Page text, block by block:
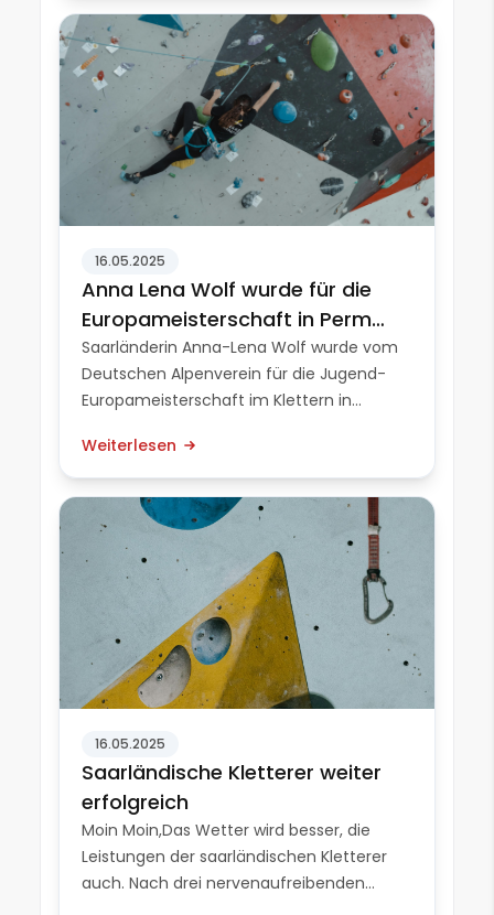
Spitzenathleten aus den...
16.05.2025
Anna Lena Wolf wurde für die
Europameisterschaft in Perm
nominiert
Saarländerin Anna-Lena Wolf wurde vom
Deutschen Alpenverein für die Jugend-
Europameisterschaft im Klettern in
Altersklassen können, auch coronabedingt,
nur drei Frauen aus Deutschland an dieser
EM teiln...
Weiterlesen
16.05.2025
Saarländische Kletterer weiter
erfolgreich
Moin Moin,Das Wetter wird besser, die
Leistungen der saarländischen Kletterer
auch. Nach drei nervenaufreibenden